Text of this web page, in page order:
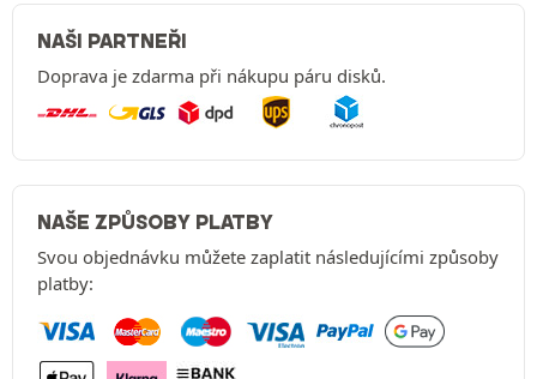
NAŠI PARTNEŘI
Doprava je zdarma při nákupu páru disků.
NAŠE ZPŮSOBY PLATBY
Svou objednávku můžete zaplatit následujícími způsoby
platby: